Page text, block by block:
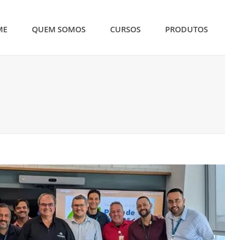
QUEM SOMOS CURSOS PRODUTOS